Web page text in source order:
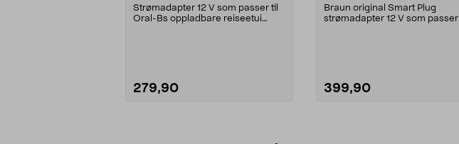
Strømadapter 12 V som passer til
Oral-Bs oppladbare reiseetui
279,90
Braun original Smart Plug
strømadapter 12 V som passer
399,90